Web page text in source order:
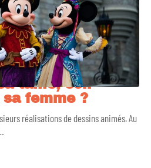
taille, son
femme ?
réalisations de dessins animés. Au